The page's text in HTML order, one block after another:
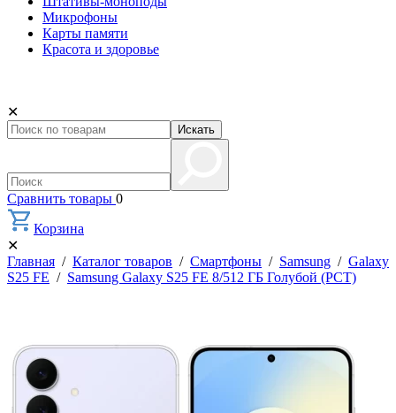
Микрофоны
Карты памяти
Красота и здоровье
✕
Искать
Сравнить товары 0
Корзина
✕
Главная / Каталог товаров / Смартфоны / Samsung / Galaxy
S25 FE / Samsung Galaxy S25 FE 8/512 ГБ Голубой (РСТ)